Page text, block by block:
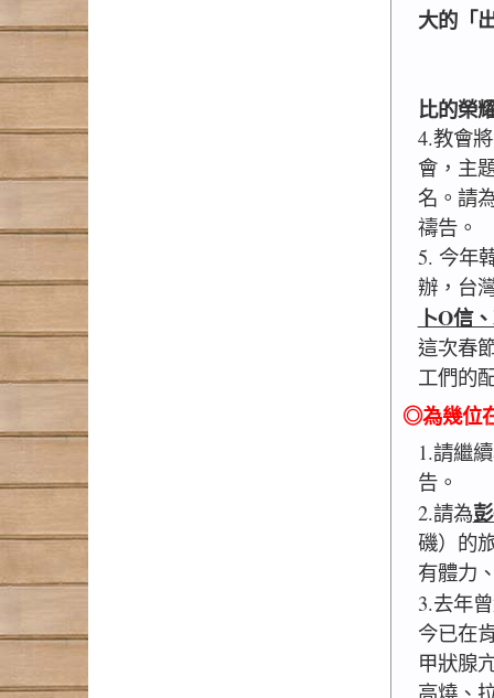
大的「
比的榮
4.教會
會，主
名。請
禱告。
5. 今年
辦，台
卜O信
這次春
工們的
◎為幾位
1.請繼
告。
2.請為
磯）的
有體力
3.去年
今已在
甲狀腺
高燒、